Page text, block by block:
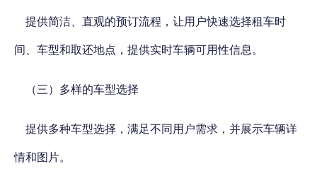
提供简洁、直观的预订流程，让用户快速选择租车时
间、车型和取还地点，提供实时车辆可用性信息。
（三）多样的车型选择
提供多种车型选择，满足不同用户需求，并展示车辆详
情和图片。